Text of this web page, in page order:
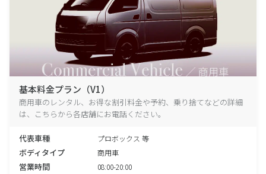
基本料金プラン（V1）
商用車のレンタル、お得な割引料金や予約、乗り捨てなどの詳細
は、こちらから各店舗にお電話ください。
代表車種 プロボックス 等
ボディタイプ 商用車
営業時間 08:00-20:00